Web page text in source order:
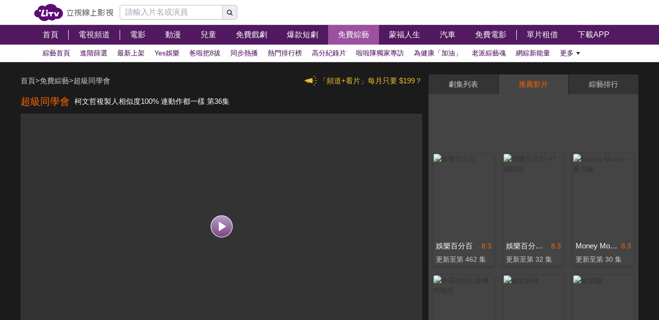
首頁 電視頻道 電影 動漫 兒童 免費戲劇 爆款短劇 免費綜藝 蒙福人生 汽車 免費電影 單片租借 下載APP
綜藝首頁 進階篩選 最新上架 Yes娛樂 爸啦把8拔 同步熱播 熱門排行榜 高分紀錄片 啦啦隊獨家專訪 為健康「加油」 老派綜藝魂 網綜新能量 更多
「頻道+看片」每月只要 $199？
首頁>免費綜藝>超級同學會
超級同學會 柯文哲複製人相似度100% 連動作都一樣 第36集
劇集列表 推薦影片 綜藝排行
8.3
娛樂百分百
更新至第 462 集
8.3
娛樂百分百-YT網路版
更新至第 32 集
8.3
Money Money 麥克瘋
更新至第 30 集